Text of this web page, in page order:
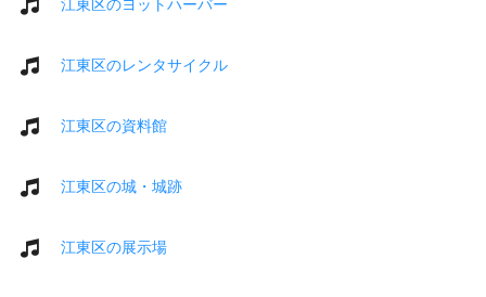
江東区のヨットハーバー
江東区のレンタサイクル
江東区の資料館
江東区の城・城跡
江東区の展示場